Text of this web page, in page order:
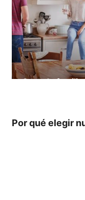
Casa de familia
Por qué elegir